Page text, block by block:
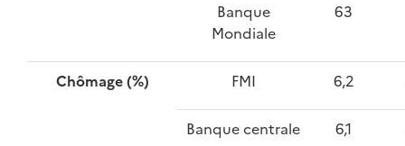
Banque
Mondiale
63
Chômage (%) FMI 6,2
Banque centrale 6,1